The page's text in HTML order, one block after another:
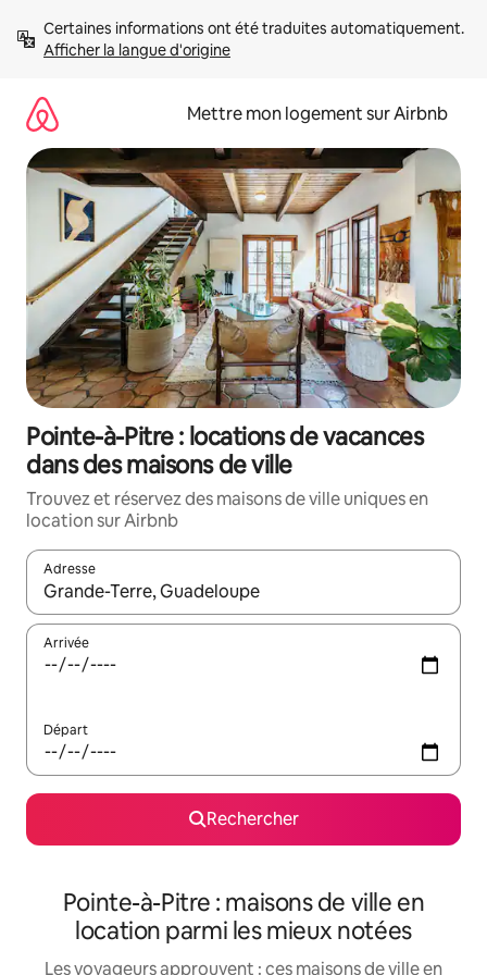
directement
Afficher la langue d'origine
Mettre mon logement sur Airbnb
Pointe-à-Pitre : locations de vacances
dans des maisons de ville
Trouvez et réservez des maisons de ville uniques en
location sur Airbnb
Adresse
Lorsque les résultats s'affichent, utilisez les flèches vers le
Arrivée
Départ
Rechercher
Pointe-à-Pitre : maisons de ville en
location parmi les mieux notées
Les voyageurs approuvent : ces maisons de ville en